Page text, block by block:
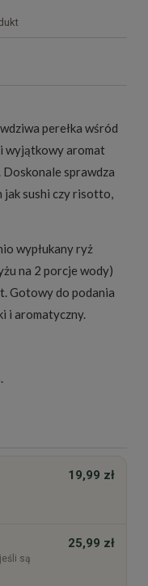
perełka wśród
wyjątkowy aromat
Doskonale sprawdza
jak sushi czy risotto,
wypłukany ryż
na 2 porcje wody)
Gotowy do podania
i aromatyczny.
19,99 zł
są
25,99 zł